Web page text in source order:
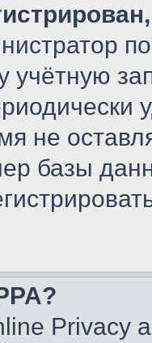
учётную
не
базы
Privacy